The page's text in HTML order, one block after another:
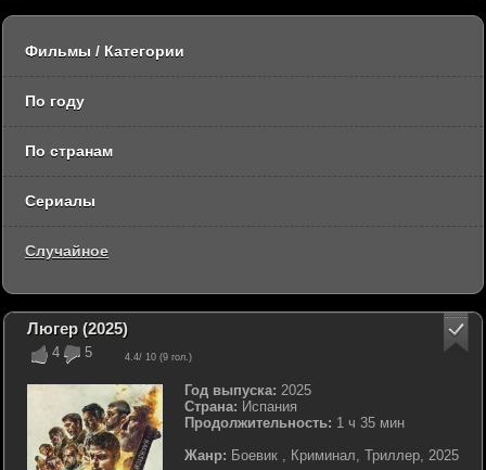
4 5 4.4/ 10 (9 гол.)
Люгер (2025)
Год выпуска: 2025
Страна: Испания
Продолжительность: 1 ч 35 мин
Жанр: Боевик , Криминал, Триллер, 2025
Фильмы / Категории
По году
По странам
Сериалы
Случайное